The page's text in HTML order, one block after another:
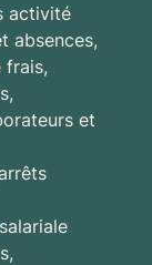
activité
absences,
frais,
et